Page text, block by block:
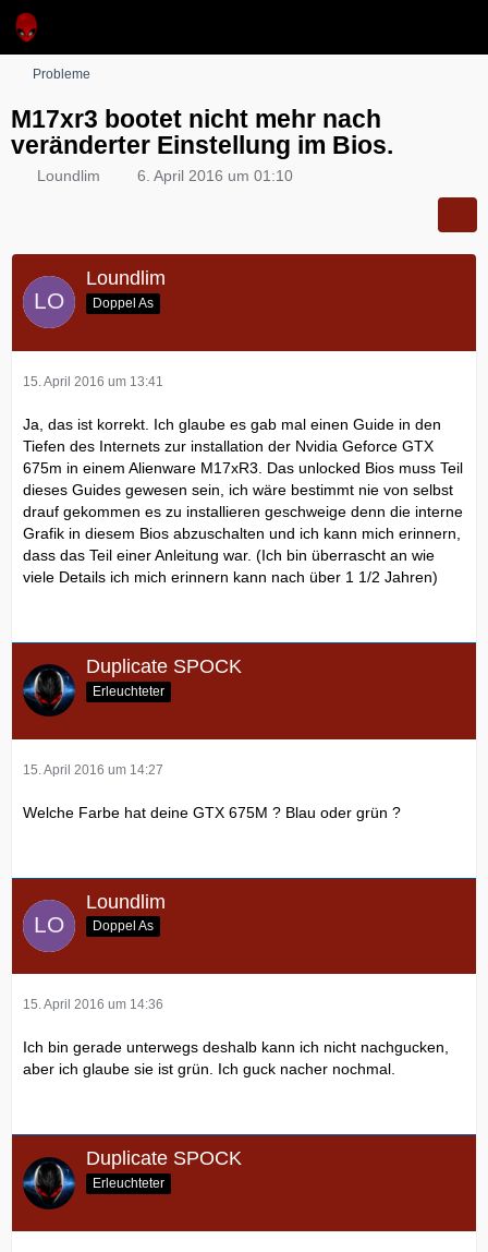
Probleme
M17xr3 bootet nicht mehr nach
veränderter Einstellung im Bios.
Loundlim 6. April 2016 um 01:10
Loundlim
Doppel As
15. April 2016 um 13:41
Ja, das ist korrekt. Ich glaube es gab mal einen Guide in den
Tiefen des Internets zur installation der Nvidia Geforce GTX
675m in einem Alienware M17xR3. Das unlocked Bios muss Teil
dieses Guides gewesen sein, ich wäre bestimmt nie von selbst
drauf gekommen es zu installieren geschweige denn die interne
Grafik in diesem Bios abzuschalten und ich kann mich erinnern,
dass das Teil einer Anleitung war. (Ich bin überrascht an wie
viele Details ich mich erinnern kann nach über 1 1/2 Jahren)
Duplicate SPOCK
Erleuchteter
15. April 2016 um 14:27
Welche Farbe hat deine GTX 675M ? Blau oder grün ?
Loundlim
Doppel As
15. April 2016 um 14:36
Ich bin gerade unterwegs deshalb kann ich nicht nachgucken,
aber ich glaube sie ist grün. Ich guck nacher nochmal.
Duplicate SPOCK
Erleuchteter